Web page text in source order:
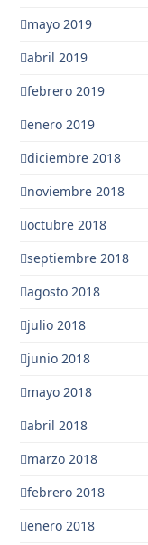
mayo 2019
abril 2019
febrero 2019
enero 2019
diciembre 2018
noviembre 2018
octubre 2018
septiembre 2018
agosto 2018
julio 2018
junio 2018
mayo 2018
abril 2018
marzo 2018
febrero 2018
enero 2018